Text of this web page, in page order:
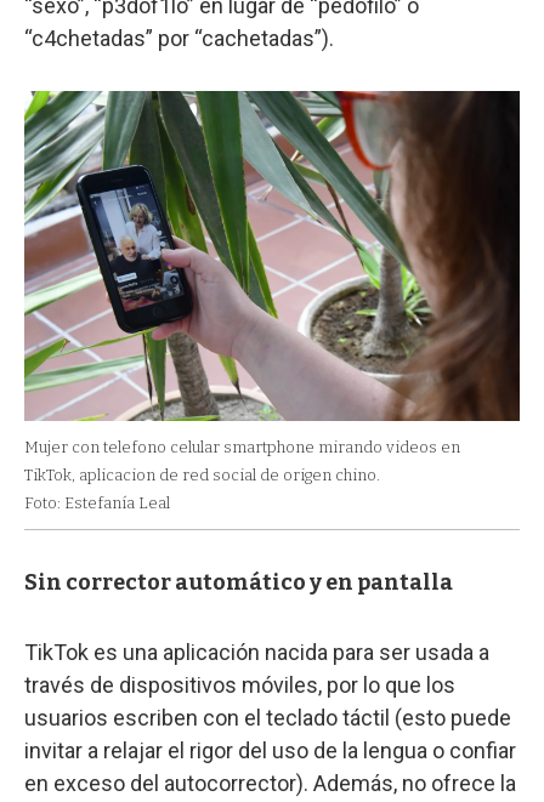
“sexo”, “p3dof1lo” en lugar de “pedófilo” o
“c4chetadas” por “cachetadas”).
Mujer con telefono celular smartphone mirando videos en
TikTok, aplicacion de red social de origen chino.
Foto: Estefanía Leal
Sin corrector automático y en pantalla
TikTok es una aplicación nacida para ser usada a
través de dispositivos móviles, por lo que los
usuarios escriben con el teclado táctil (esto puede
invitar a relajar el rigor del uso de la lengua o confiar
en exceso del autocorrector). Además, no ofrece la